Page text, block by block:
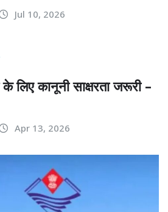
Jul 10, 2026
लिए कानूनी साक्षरता जरूरी –
Apr 13, 2026